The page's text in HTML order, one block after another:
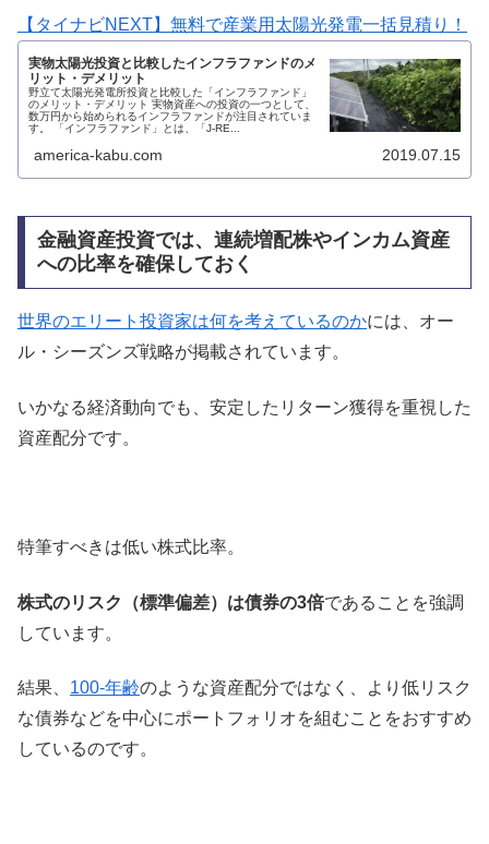
【タイナビNEXT】無料で産業用太陽光発電一括見積り！
実物太陽光投資と比較したインフラファンドのメ
リット・デメリット
野立て太陽光発電所投資と比較した「インフラファンド」
のメリット・デメリット 実物資産への投資の一つとして、
数万円から始められるインフラファンドが注目されていま
す。 「インフラファンド」とは、「J-RE...
america-kabu.com 2019.07.15
金融資産投資では、連続増配株やインカム資産
への比率を確保しておく
世界のエリート投資家は何を考えているのかには、オー
ル・シーズンズ戦略が掲載されています。
いかなる経済動向でも、安定したリターン獲得を重視した
資産配分です。
特筆すべきは低い株式比率。
株式のリスク（標準偏差）は債券の3倍であることを強調
しています。
結果、 100-年齢のような資産配分ではなく、より低リスク
な債券などを中心にポートフォリオを組むことをおすすめ
しているのです。